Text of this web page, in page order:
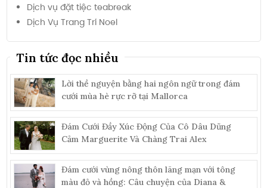
Dịch vụ đặt tiệc teabreak
Dịch Vụ Trang Trí Noel
Tin tức đọc nhiều
Lời thề nguyện bằng hai ngôn ngữ trong đám
cưới mùa hè rực rỡ tại Mallorca
Đám Cưới Đầy Xúc Động Của Cô Dâu Dũng
Cảm Marguerite Và Chàng Trai Alex
Đám cưới vùng nông thôn lãng mạn với tông
màu đỏ và hồng: Câu chuyện của Diana &